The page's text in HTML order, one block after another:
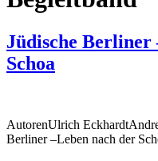
Jüdische Berliner
Schoa
AutorenUlrich
Berliner –Leben nach der